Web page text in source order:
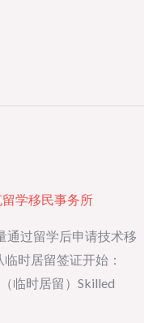
学移民事务所
通过留学后申请技术移
时居留签证开始：
临时居留）Skilled